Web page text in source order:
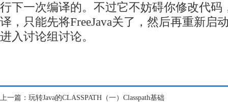
行下一次编译的。不过它不妨碍你修改代码
译，只能先将FreeJava关了，然后再重新启
进入讨论组讨论。
上一篇： 玩转Java的CLASSPATH（一）Classpath基础